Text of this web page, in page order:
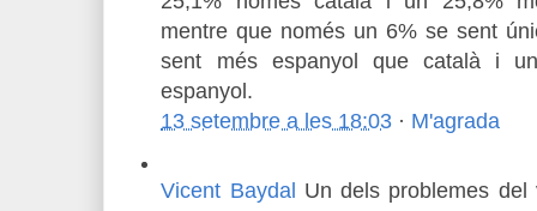
mentre que només un 6% se sent
sent més espanyol que català i
espanyol.
13 setembre a les 18:03 · M'agrada
Vicent Baydal Un dels problemes